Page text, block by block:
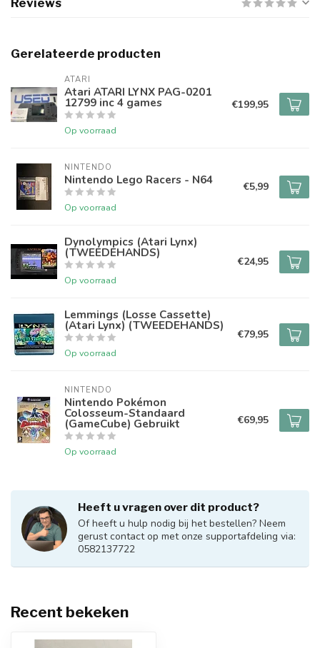
Reviews
Gerelateerde producten
ATARI
Atari ATARI LYNX PAG-0201
12799 inc 4 games
Op voorraad
€199,95
NINTENDO
Nintendo Lego Racers - N64
Op voorraad
€5,99
Dynolympics (Atari Lynx)
(TWEEDEHANDS)
Op voorraad
€24,95
Lemmings (Losse Cassette)
(Atari Lynx) (TWEEDEHANDS)
Op voorraad
€79,95
NINTENDO
Nintendo Pokémon
Colosseum-Standaard
(GameCube) Gebruikt
Op voorraad
€69,95
Heeft u vragen over dit product?
Of heeft u hulp nodig bij het bestellen? Neem
gerust contact op met onze supportafdeling via:
0582137722
Recent bekeken